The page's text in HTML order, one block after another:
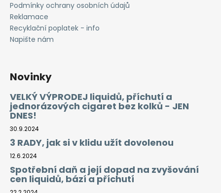
Podmínky ochrany osobních údajů
Reklamace
Recyklační poplatek - info
Napište nám
Novinky
VELKÝ VÝPRODEJ liquidů, příchutí a
jednorázových cigaret bez kolků - JEN
DNES!
30.9.2024
3 RADY, jak si v klidu užít dovolenou
12.6.2024
Spotřební daň a její dopad na zvyšování
cen liquidů, bází a příchutí